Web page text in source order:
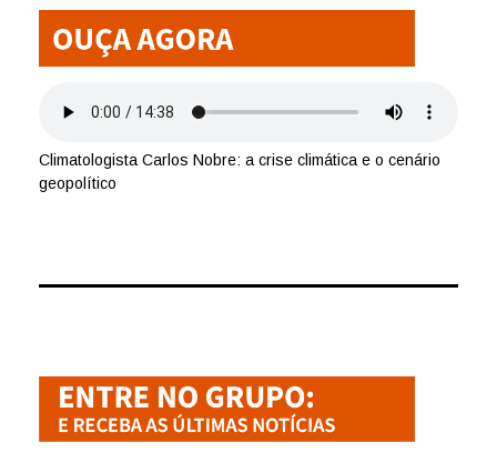
Climatologista Carlos Nobre: a crise climática e o cenário
geopolítico